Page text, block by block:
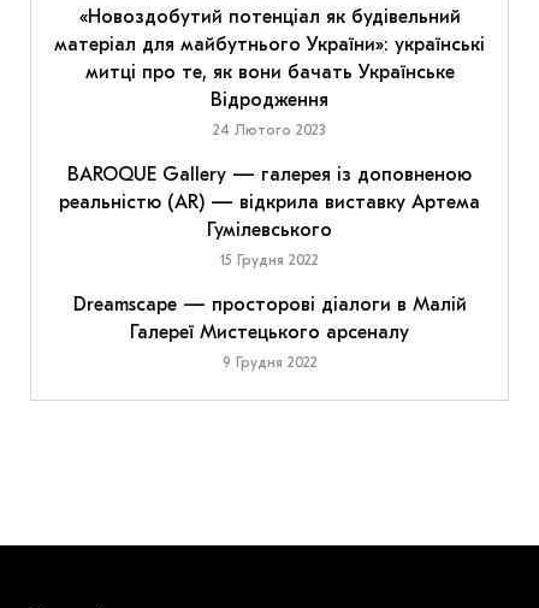
«Новоздобутий потенціал як будівельний
матеріал для майбутнього України»: українські
митці про те, як вони бачать Українське
Відродження
24 Лютого 2023
BAROQUE Gallery — галерея із доповненою
реальністю (AR) — відкрила виставку Артема
Гумілевського
15 Грудня 2022
Dreamscape — просторові діалоги в Малій
Галереї Мистецького арсеналу
9 Грудня 2022